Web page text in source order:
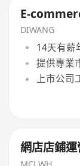
E-
DIWANG
14天有薪
提供專業
上市公司
網店店鋪運